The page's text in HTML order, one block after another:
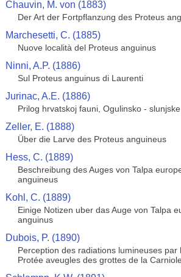
Chauvin, M. von (1883)
Der Art der Fortpflanzung des Proteus
Marchesetti, C. (1885)
Nuove località del Proteus anguinus
Ninni, A.P. (1886)
Sul Proteus anguinus di Laurenti
Jurinac, A.E. (1886)
Prilog hrvatskoj fauni, Ogulinsko -
Zeller, E. (1888)
Über die Larve des Proteus anguineus
Hess, C. (1889)
Beschreibung des Auges von Talpa
anguineus
Kohl, C. (1889)
Einige Notizen uber das Auge von Talpa
anguinus
Dubois, P. (1890)
Perception des radiations lumineuses par
Protée aveugles des grottes de la Carniole